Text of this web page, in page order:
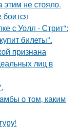
этим не стояло.
с Уолл - Стрит":
билеты".
признана
лиц в
о том, каким